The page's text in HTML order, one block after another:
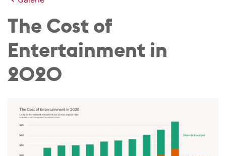
The Cost of
Entertainment in
2020